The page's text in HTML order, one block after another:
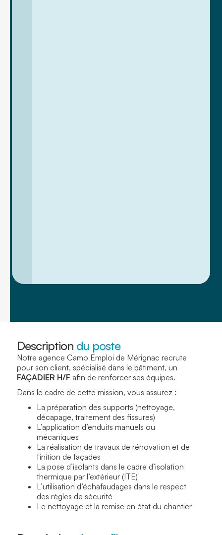
Description du poste
Notre agence Camo Emploi de Mérignac recrute
pour son client, spécialisé dans le bâtiment, un
FAÇADIER H/F afin de renforcer ses équipes.
Dans le cadre de cette mission, vous assurez :
La préparation des supports (nettoyage,
décapage, traitement des fissures)
L’application d’enduits manuels ou
mécaniques
La réalisation de travaux de rénovation et de
finition de façades
La pose d’isolants dans le cadre d’isolation
thermique par l’extérieur (ITE)
L’utilisation d’échafaudages dans le respect
des règles de sécurité
Le nettoyage et la remise en état du chantier